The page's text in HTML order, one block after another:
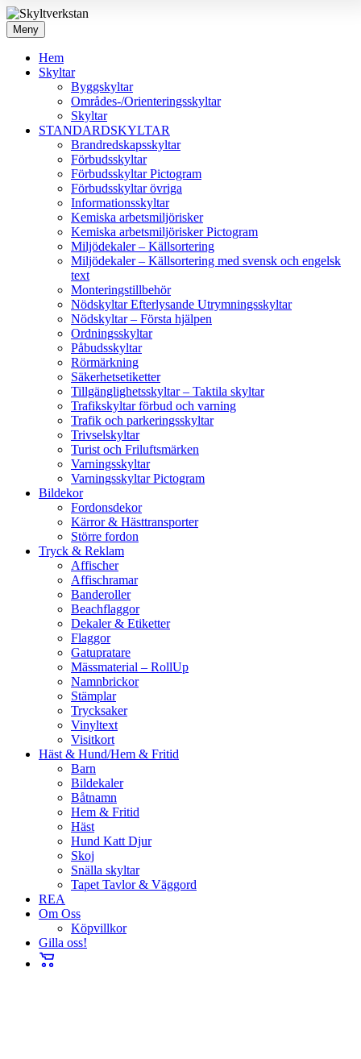
Meny
Hem
Skyltar
Byggskyltar
Områdes-/Orienteringsskyltar
Skyltar
STANDARDSKYLTAR
Brandredskapsskyltar
Förbudsskyltar
Förbudsskyltar Pictogram
Förbudsskyltar övriga
Informationsskyltar
Kemiska arbetsmiljörisker
Kemiska arbetsmiljörisker Pictogram
Miljödekaler – Källsortering
Miljödekaler – Källsortering med svensk och engelsk
text
Monteringstillbehör
Nödskyltar Efterlysande Utrymningsskyltar
Nödskyltar – Första hjälpen
Ordningsskyltar
Påbudsskyltar
Rörmärkning
Säkerhetsetiketter
Tillgänglighetsskyltar – Taktila skyltar
Trafikskyltar förbud och varning
Trafik och parkeringsskyltar
Trivselskyltar
Turist och Friluftsmärken
Varningsskyltar
Varningsskyltar Pictogram
Bildekor
Fordonsdekor
Kärror & Hästtransporter
Större fordon
Tryck & Reklam
Affischer
Affischramar
Banderoller
Beachflaggor
Dekaler & Etiketter
Flaggor
Gatupratare
Mässmaterial – RollUp
Namnbrickor
Stämplar
Trycksaker
Vinyltext
Visitkort
Häst & Hund/Hem & Fritid
Barn
Bildekaler
Båtnamn
Hem & Fritid
Häst
Hund Katt Djur
Skoj
Snälla skyltar
Tapet Tavlor & Väggord
REA
Om Oss
Köpvillkor
Gilla oss!